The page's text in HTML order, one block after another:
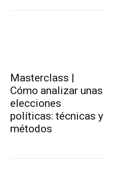
Masterclass |
Cómo analizar unas
elecciones
políticas: técnicas y
métodos